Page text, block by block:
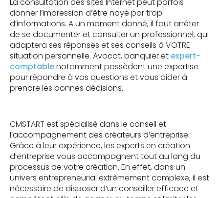
La consultation des sites Internet peut parfois
donner l’impression d’être noyé par trop
d’informations. A un moment donné, il faut arrêter
de se documenter et consulter un professionnel, qui
adaptera ses réponses et ses conseils à VOTRE
situation personnelle. Avocat, banquier et expert-
comptablenotamment possèdent une expertise
pour répondre à vos questions et vous aider à
prendre les bonnes décisions.
CMSTART est spécialisé dans le conseil et
l’accompagnement des créateurs d’entreprise.
Grâce à leur expérience, les experts en création
d’entreprise vous accompagnent tout au long du
processus de votre création. En effet, dans un
univers entrepreneurial extrêmement complexe, il est
nécessaire de disposer d’un conseiller efficace et